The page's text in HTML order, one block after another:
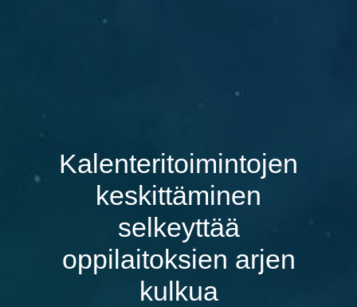
Kalenteritoimintojen
keskittäminen
selkeyttää
oppilaitoksien arjen
kulkua